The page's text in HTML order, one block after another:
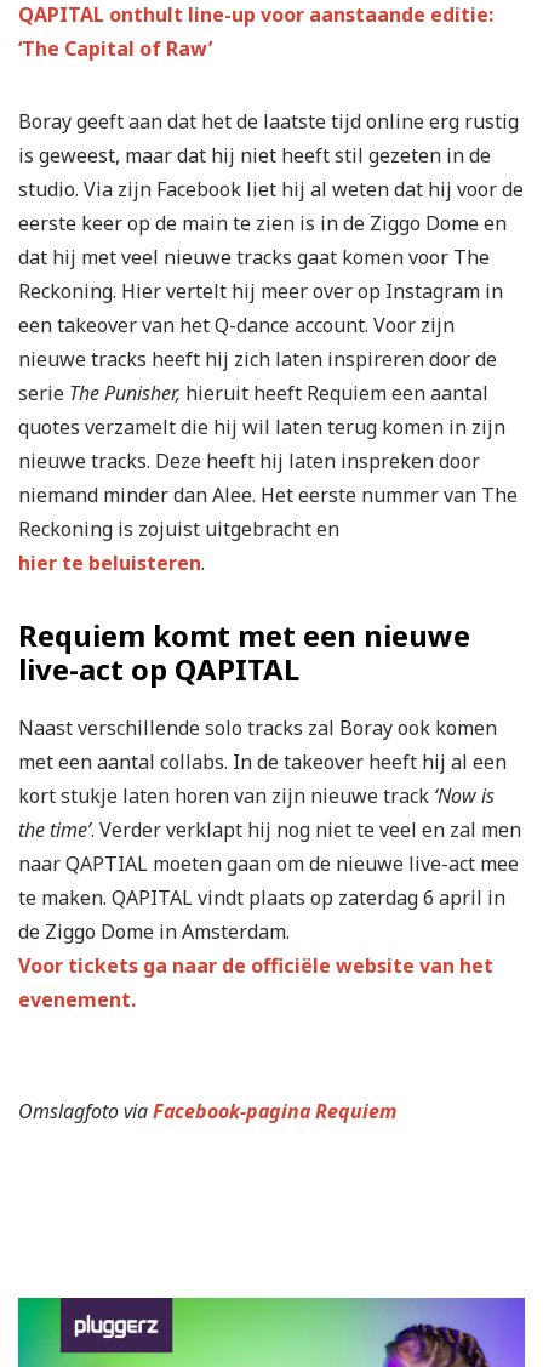
QAPITAL onthult line-up voor aanstaande editie:
‘The Capital of Raw’
Boray geeft aan dat het de laatste tijd online erg rustig
is geweest, maar dat hij niet heeft stil gezeten in de
studio. Via zijn Facebook liet hij al weten dat hij voor de
eerste keer op de main te zien is in de Ziggo Dome en
dat hij met veel nieuwe tracks gaat komen voor The
Reckoning. Hier vertelt hij meer over op Instagram in
een takeover van het Q-dance account. Voor zijn
nieuwe tracks heeft hij zich laten inspireren door de
serie The Punisher, hieruit heeft Requiem een aantal
quotes verzamelt die hij wil laten terug komen in zijn
nieuwe tracks. Deze heeft hij laten inspreken door
niemand minder dan Alee. Het eerste nummer van The
Reckoning is zojuist uitgebracht en
hier te beluisteren.
Requiem komt met een nieuwe
live-act op QAPITAL
Naast verschillende solo tracks zal Boray ook komen
met een aantal collabs. In de takeover heeft hij al een
kort stukje laten horen van zijn nieuwe track ‘Now is
the time’. Verder verklapt hij nog niet te veel en zal men
naar QAPTIAL moeten gaan om de nieuwe live-act mee
te maken. QAPITAL vindt plaats op zaterdag 6 april in
de Ziggo Dome in Amsterdam.
Voor tickets ga naar de officiële website van het
evenement.
Omslagfoto viaFacebook-pagina Requiem